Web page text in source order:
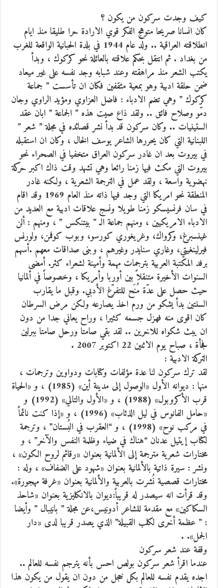
كيف وجدت سركون من يكون ؟
كان انسانا صريحا متوهج الفكر قوي الارادة حرا طليقا منذ ايام
انطلاقته العراقية .. ولد عام 1944 في بلدة الحبانية الواقعة للغرب
من بغداد . ثم انتقل بحكم علاقته بالعائلة نحو كركوك ، وبدأ
يكتب الشعر منذ مراهقته وعند شبابه وجد نفسه على غير ميعاد
ضمن حلقة ادبية وهو بمعية مثقفين فكان ان تأسست ” جماعة
كركوك ” وهي تضم الادباء : فاضل العزاوي ومؤيد الراوي وجان
دمّو وصلاح فائق .. ولقد ذاع صيت هذه ” الجماعة ” ابان عقد
الستينيات .. وكان سركون قد بدأ نشر قصائده في مجلة ” شعر ”
اللبنانية التي كان يحررها الشاعر يوسف الخال ، وكان ان استقبله
في بيروت بعد ان غادر سركون العراق متخفيا في الصحراء نحو
بيروت التي مكث فيها زمنا رائعا وهي تشهد وقت ذاك اكبر حركة
نهضوية واسعة ، ولقد عمل في الترجمة الشعرية ، ولكنه غادر
المنطقة نحو امريكا التي وجد فيها ذاته منذ العام 1969 وقد اقام
في سان فرنسيسكو زمنا طويلا ونسج علاقات ادبية مع العديد من
الادباء الامريكيين ، ومنهم جماعة الـ ” بيتنكس ” ، ومنهم : ألن
غينسبرغ، وكرواك، وغريغوري كورسو، وبوب كوفمن، ولورنس
فيرلينغيتي، وغاري سنايدر وغيرهم ، وبنى صداقات معهم .أسهم
برفد المكتبة العربية بترجمات مهمة وأمينة لشعراء كثر. أمضى
السنوات الأخيرة متنقلاً بين أوربا وأمريكا ، وخصوصاً في ألمانيا
حيث حصل على عدّة مُنَح للتفرّغ الأدبي. وقبل ما يقارب
السنتين بدأ يشكو من ورم اخذ يصارعه ولكن مرض السرطان
كان اقوى منه فهزل جسمه كثيرا ، وراح يعاني جدا من دون
ان يبث شكواه للاخرين .. لقد بقي صامتا ورحل صامتا ببرلين
فجأة ، صباح يوم الاثنين 22 اكتوبر 2007 .
التركة الادبية :
لقد ترك سركون لنا عدة مؤلفات وكتابات ودواوين وترجمات ،
منها : ديوانه الأول «الوصول إلى مدينة أين» (1985) ، و «الحياة
قرب الأكروبول» (1988) ، و «الأول والتالي» (1992) و
«حامل الفانوس في ليل الذئاب» (1996) ، و «إذا كنت نائماً
في مركب نوح» (1998) ، و “العقرب في البُستان” ، وترجمة
لكتاب إيتيل عدنان “هناك في ضياء وظلمة النفس والآخر” ، و
مختارات شعرية مترجمة إلى الألمانية بعنوان «رقائم لروح الكون» ،
ونشر : سيرة ذاتية بالألمانية بعنوان «شهود على الضفاف» ، وله :
مختارات قصصية نُشرت بالعربية والألمانية بعنوان «غرفة مهجورة».
وقد قرأت انه سيصدر له قريباً:ديوان بالانكليزية بعنوان «شاحذ
السكاكين» مع مقدمة للشاعر أدونيس،عن مجلة ” بانيبال ” وأيضا
: ” عظمة أخرى لكلب القبيلة” الذي يصدر قريبا لدى «دار
الجمل». .
وقفة عند شعر سركون
عندما اقرأ شعر سركون بولص احس بأنه يترجم نفسه للعالم ..
اجده يقدم نفسه للعالم بكل خجل من دون ان يقول من يكون هذا